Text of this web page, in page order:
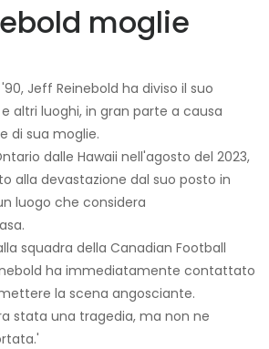
moglie
Jeff Reinebold ha diviso il suo
altri luoghi, in gran parte a causa
di sua moglie.
dalle Hawaii nell'agosto del 2023,
alla devastazione dal suo posto in
luogo che considera
squadra della Canadian Football
ha immediatamente contattato
la scena angosciante.
stata una tragedia, ma non ne